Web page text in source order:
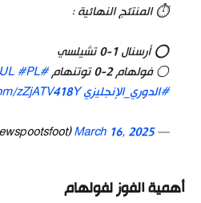
⏱️ المنتئج النهائية :
⭕ أرسنال 1-0 تشيلسي
⚪ فولهام 2-0 توتنهام
#ARSCHE
#PL
#الدوري_الإنجليزيzZjATV418Y
— Newspoots (@newspootsfoot)
March 16, 2025
أهمية الفوز لفولهام